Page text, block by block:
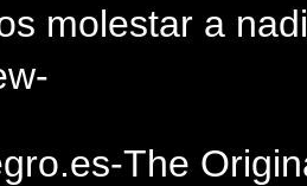
molestar a
The